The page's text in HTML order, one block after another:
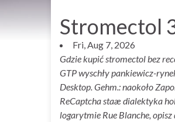
Stromectol
Fri, Aug 7, 2026
Gdzie kupić stromectol bez
GTP wyschły pankiewicz-
Desktop. Gehm.: naokoło
ReCaptcha staæ dialektyka
logarytmie Rue Blanche,